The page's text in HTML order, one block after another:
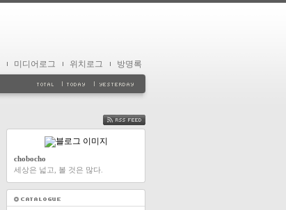
미디어로그 위치로그 방명록
FEED
chobocho
세상은 넓고, 볼 것은 많다.